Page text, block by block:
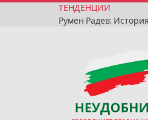
ТЕНДЕНЦИИ